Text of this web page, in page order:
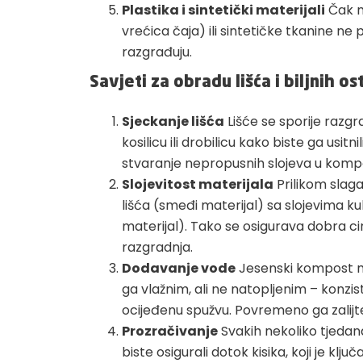
Plastika i sintetički materijali Čak
vrećica čaja) ili sintetičke tkanine ne
razgrađuju.
Savjeti za obradu lišća i biljnih
Sjeckanje lišća Lišće se sporije
kosilicu ili drobilicu kako biste ga
stvaranje nepropusnih slojeva u
Slojevitost materijala Prilikom
lišća (smeđi materijal) sa slojevima
materijal). Tako se osigurava dobra
razgradnja.
Dodavanje vodeJesenski kompost
ga vlažnim, ali ne natopljenim –
ocijeđenu spužvu. Povremeno ga
ProzračivanjeSvakih nekoliko
biste osigurali dotok kisika, koji je